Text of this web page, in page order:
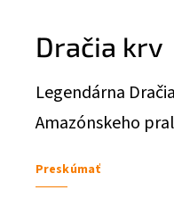
Dračia krv
Legendárna
Amazónskeho
Preskúmať